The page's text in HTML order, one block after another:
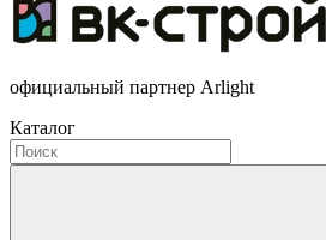
официальный партнер Arlight
Каталог